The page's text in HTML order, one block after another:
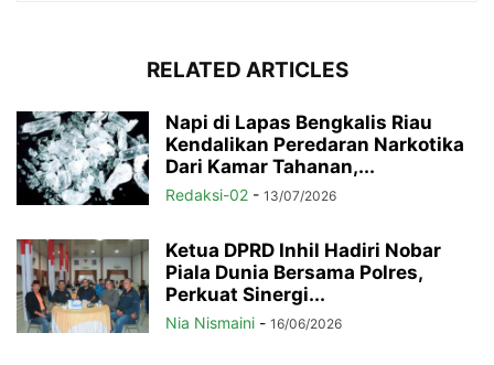
RELATED ARTICLES
Napi di Lapas Bengkalis Riau
Kendalikan Peredaran Narkotika
Dari Kamar Tahanan,...
Redaksi-02 - 13/07/2026
Ketua DPRD Inhil Hadiri Nobar
Piala Dunia Bersama Polres,
Perkuat Sinergi...
Nia Nismaini - 16/06/2026